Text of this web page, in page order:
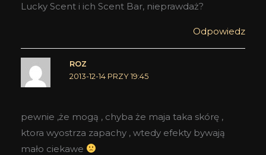
Lucky Scent i ich Scent Bar, nieprawdaż?
Odpowiedz
ROZ
2013-12-14 PRZY 19:45
pewnie ,że mogą , chyba że maja taka skórę ,
ktora wyostrza zapachy , wtedy efekty bywają
mało ciekawe